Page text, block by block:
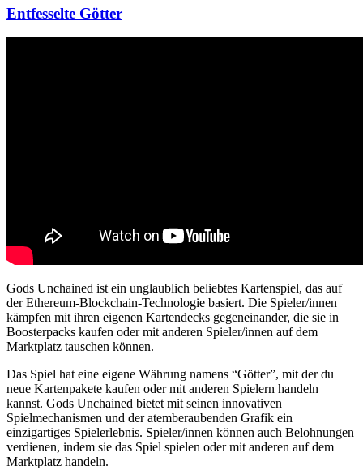
Entfesselte Götter
Gods Unchained ist ein unglaublich beliebtes Kartenspiel, das auf
der Ethereum-Blockchain-Technologie basiert. Die Spieler/innen
kämpfen mit ihren eigenen Kartendecks gegeneinander, die sie in
Boosterpacks kaufen oder mit anderen Spieler/innen auf dem
Marktplatz tauschen können.
Das Spiel hat eine eigene Währung namens “Götter”, mit der du
neue Kartenpakete kaufen oder mit anderen Spielern handeln
kannst. Gods Unchained bietet mit seinen innovativen
Spielmechanismen und der atemberaubenden Grafik ein
einzigartiges Spielerlebnis. Spieler/innen können auch Belohnungen
verdienen, indem sie das Spiel spielen oder mit anderen auf dem
Marktplatz handeln.